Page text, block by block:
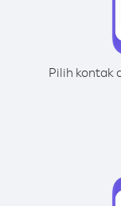
Pilih kontak